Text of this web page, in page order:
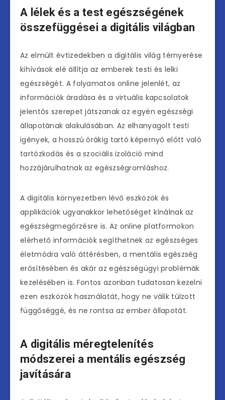
A lélek és a test egészségének
összefüggései a digitális világban
Az elmúlt évtizedekben a digitális világ térnyerése
kihívások elé állítja az emberek testi és lelki
egészségét. A folyamatos online jelenlét, az
információk áradása és a virtuális kapcsolatok
jelentős szerepet játszanak az egyén egészségi
állapotának alakulásában. Az elhanyagolt testi
igények, a hosszú órákig tartó képernyő előtt való
tartózkodás és a szociális izoláció mind
hozzájárulhatnak az egészségromláshoz.
A digitális környezetben lévő eszközök és
applikációk ugyanakkor lehetőséget kínálnak az
egészségmegőrzésre is. Az online platformokon
elérhető információk segíthetnek az egészséges
életmódra való áttérésben, a mentális egészség
erősítésében és akár az egészségügyi problémák
kezelésében is. Fontos azonban tudatosan kezelni
ezen eszközök használatát, hogy ne válik túlzott
függőséggé, és ne rontsa az ember állapotát.
A digitális méregtelenítés
módszerei a mentális egészség
javítására